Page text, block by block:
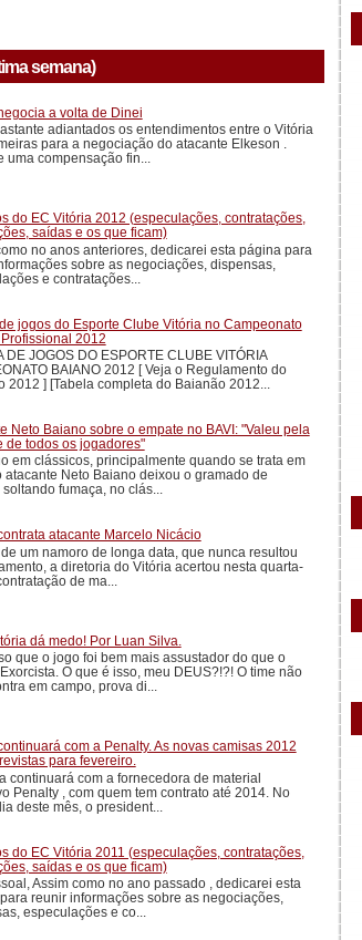
semana)
a volta de Dinei
adiantados os entendimentos entre o Vitória
para a negociação do atacante Elkeson .
uma compensação fin...
do EC Vitória 2012 (especulações, contratações,
saídas e os que ficam)
no anos anteriores, dedicarei esta página para
sobre as negociações, dispensas,
e contratações...
jogos do Esporte Clube Vitória no Campeonato
2012
DE JOGOS DO ESPORTE CLUBE VITÓRIA
BAIANO 2012 [ Veja o Regulamento do
2012 ] [Tabela completa do Baianão 2012...
Neto Baiano sobre o empate no BAVI: "Valeu pela
de todos os jogadores"
em clássicos, principalmente quando se trata em
atacante Neto Baiano deixou o gramado de
soltando fumaça, no clás...
atacante Marcelo Nicácio
um namoro de longa data, que nunca resultou
a diretoria do Vitória acertou nesta quarta-
de ma...
dá medo! Por Luan Silva.
que o jogo foi bem mais assustador do que o
O que é isso, meu DEUS?!?! O time não
em campo, prova di...
com a Penalty. As novas camisas 2012
para fevereiro.
continuará com a fornecedora de material
Penalty , com quem tem contrato até 2014. No
deste mês, o president...
do EC Vitória 2011 (especulações, contratações,
saídas e os que ficam)
Assim como no ano passado , dedicarei esta
reunir informações sobre as negociações,
especulações e co...